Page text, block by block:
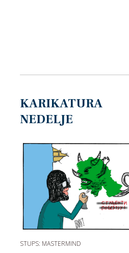
KARIKATURA
NEDELJE
STUPS: MASTERMIND